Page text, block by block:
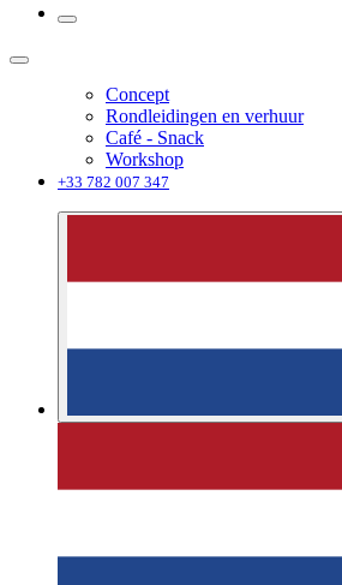
Concept
Rondleidingen en verhuur
Café - Snack
Workshop
+33 782 007 347